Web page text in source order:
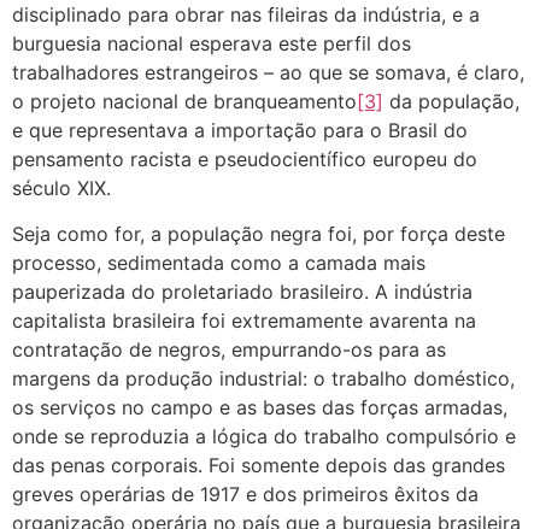
disciplinado para obrar nas fileiras da indústria, e a
burguesia nacional esperava este perfil dos
trabalhadores estrangeiros – ao que se somava, é claro,
o projeto nacional de branqueamento[3] da população,
e que representava a importação para o Brasil do
pensamento racista e pseudocientífico europeu do
século XIX.
Seja como for, a população negra foi, por força deste
processo, sedimentada como a camada mais
pauperizada do proletariado brasileiro. A indústria
capitalista brasileira foi extremamente avarenta na
contratação de negros, empurrando-os para as
margens da produção industrial: o trabalho doméstico,
os serviços no campo e as bases das forças armadas,
onde se reproduzia a lógica do trabalho compulsório e
das penas corporais. Foi somente depois das grandes
greves operárias de 1917 e dos primeiros êxitos da
organização operária no país que a burguesia brasileira